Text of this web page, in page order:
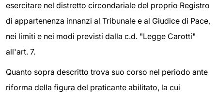
esercitare nel distretto circondariale del proprio Registro
di appartenenza innanzi al Tribunale e al Giudice di Pace,
nei limiti e nei modi previsti dalla c.d. "Legge Carotti"
all'art. 7.
Quanto sopra descritto trova suo corso nel periodo ante
riforma della figura del praticante abilitato, la cui